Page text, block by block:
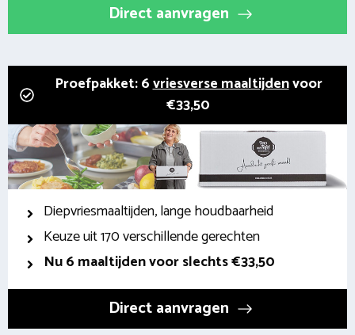
Direct aanvragen
Proefpakket: 6vriesverse maaltijdenvoor
€33,50
Diepvriesmaaltijden, lange houdbaarheid
Keuze uit 170 verschillende gerechten
Nu 6 maaltijden voor slechts €33,50
Direct aanvragen